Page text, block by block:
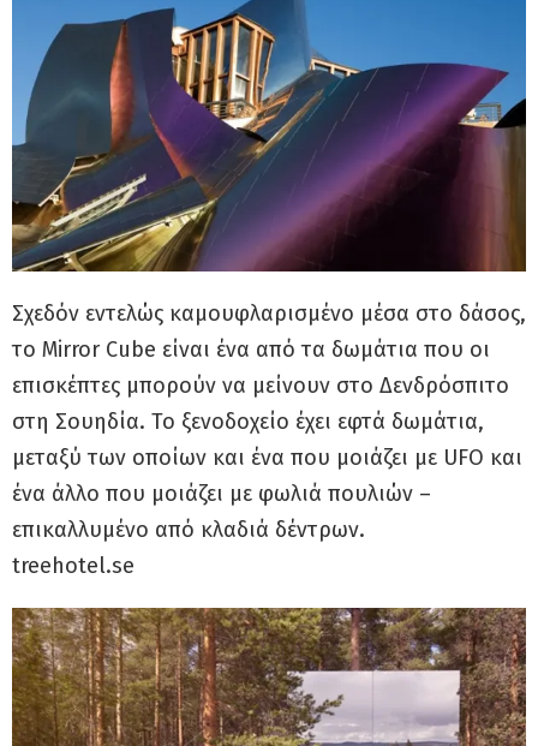
Σχεδόν εντελώς καμουφλαρισμένο μέσα στο δάσος,
το Mirror Cube είναι ένα από τα δωμάτια που οι
επισκέπτες μπορούν να μείνουν στο Δενδρόσπιτο
στη Σουηδία. Το ξενοδοχείο έχει εφτά δωμάτια,
μεταξύ των οποίων και ένα που μοιάζει με UFO και
ένα άλλο που μοιάζει με φωλιά πουλιών –
επικαλλυμένο από κλαδιά δέντρων.
treehotel.se